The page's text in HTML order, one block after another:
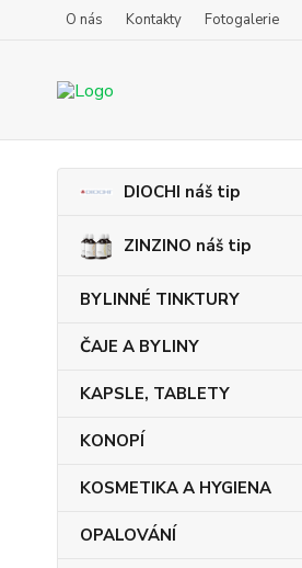
O nás Kontakty Fotogalerie
DIOCHI náš tip
ZINZINO náš tip
BYLINNÉ TINKTURY
ČAJE A BYLINY
KAPSLE, TABLETY
KONOPÍ
KOSMETIKA A HYGIENA
OPALOVÁNÍ